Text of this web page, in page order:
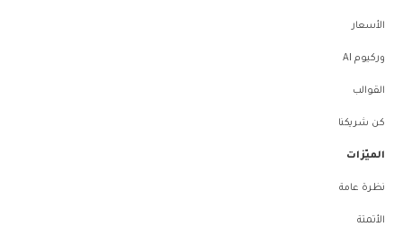
الأسعار
وركيوم AI
القوالب
كن شريكنا
الميّزات
نظرة عامة
الأتمتة